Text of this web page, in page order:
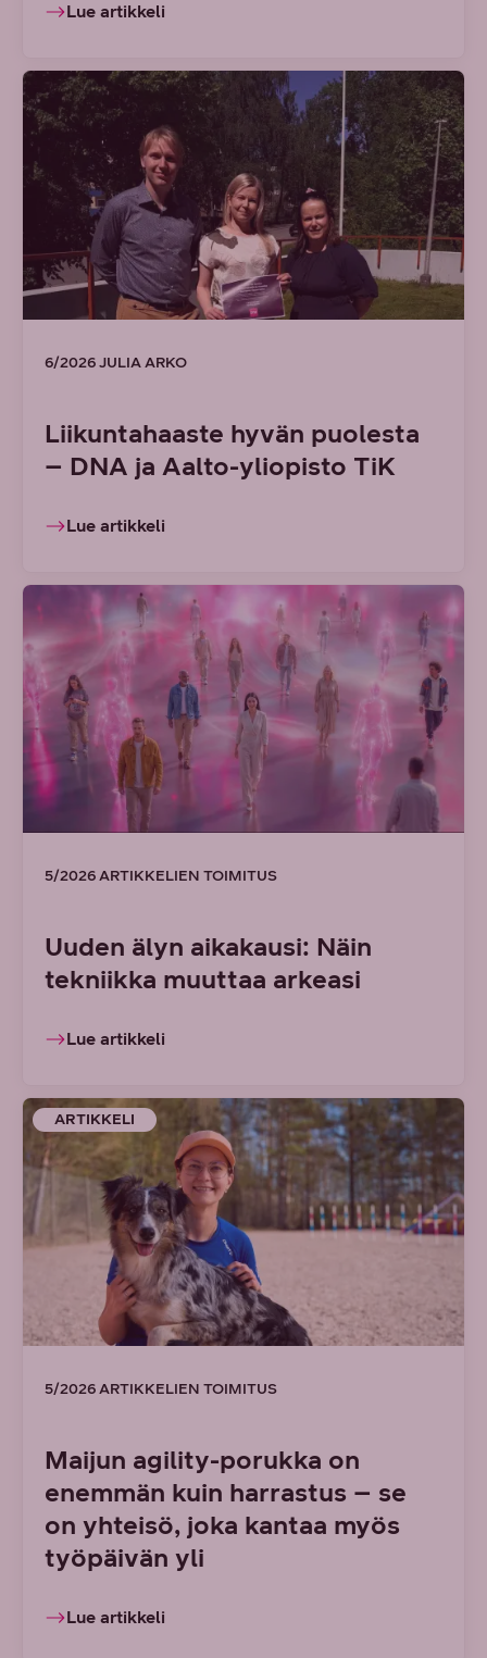
Lue artikkeli
6/2026 JULIA ARKO
Liikuntahaaste hyvän puolesta
– DNA ja Aalto-yliopisto TiK
Lue artikkeli
5/2026 ARTIKKELIEN TOIMITUS
Uuden älyn aikakausi: Näin
tekniikka muuttaa arkeasi
Lue artikkeli
ARTIKKELI
5/2026 ARTIKKELIEN TOIMITUS
Maijun agility-porukka on
enemmän kuin harrastus – se
on yhteisö, joka kantaa myös
työpäivän yli
Lue artikkeli